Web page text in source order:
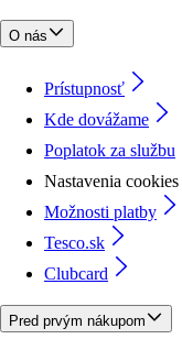
O nás
Prístupnosť
Kde dovážame
Poplatok za službu
Nastavenia cookies
Možnosti platby
Tesco.sk
Clubcard
Pred prvým nákupom